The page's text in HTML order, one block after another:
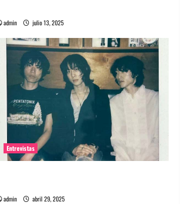
admin julio 13, 2025
Entrevistas
admin abril 29, 2025